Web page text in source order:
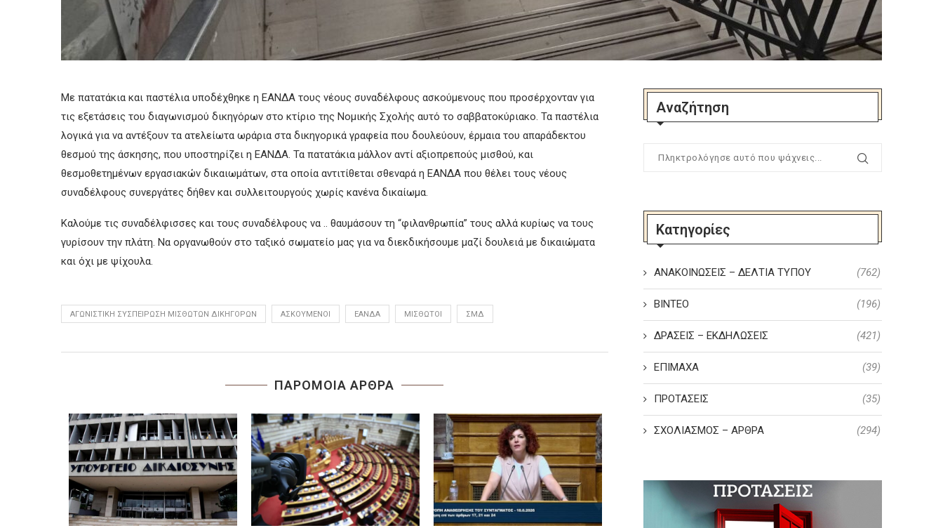
Με πατατάκια και παστέλια υποδέχθηκε η ΕΑΝΔΑ τους νέους συναδέλφους ασκούμενους που προσέρχονταν για
τις εξετάσεις του διαγωνισμού δικηγόρων στο κτίριο της Νομικής Σχολής αυτό το σαββατοκύριακο. Τα παστέλια
λογικά για να αντέξουν τα ατελείωτα ωράρια στα δικηγορικά γραφεία που δουλεύουν, έρμαια του απαράδεκτου
θεσμού της άσκησης, που υποστηρίζει η ΕΑΝΔΑ. Τα πατατάκια μάλλον αντί αξιοπρεπούς μισθού, και
θεσμοθετημένων εργασιακών δικαιωμάτων, στα οποία αντιτίθεται σθεναρά η ΕΑΝΔΑ που θέλει τους νέους
συναδέλφους συνεργάτες δήθεν και συλλειτουργούς χωρίς κανένα δικαίωμα.
Καλούμε τις συναδέλφισσες και τους συναδέλφους να .. θαυμάσουν τη “φιλανθρωπία” τους αλλά κυρίως να τους
γυρίσουν την πλάτη. Να οργανωθούν στο ταξικό σωματείο μας για να διεκδικήσουμε μαζί δουλειά με δικαιώματα
και όχι με ψίχουλα.
ΑΓΩΝΙΣΤΙΚΉ ΣΥΣΠΕΊΡΩΣΗ ΜΙΣΘΩΤΏΝ ΔΙΚΗΓΌΡΩΝ ΑΣΚΟΎΜΕΝΟΙ ΕΑΝΔΑ ΜΙΣΘΩΤΟΊ ΣΜΔ
ΠΑΡΟΜΟΙΑ ΑΡΘΡΑ
Αναζήτηση
Κατηγορίες
ΑΝΑΚΟΙΝΩΣΕΙΣ – ΔΕΛΤΙΑ ΤΥΠΟΥ (762)
ΒΙΝΤΕΟ (196)
ΔΡΑΣΕΙΣ – ΕΚΔΗΛΩΣΕΙΣ (421)
ΕΠΙΜΑΧΑ (39)
ΠΡΟΤΑΣΕΙΣ (35)
ΣΧΟΛΙΑΣΜΟΣ – ΑΡΘΡΑ (294)